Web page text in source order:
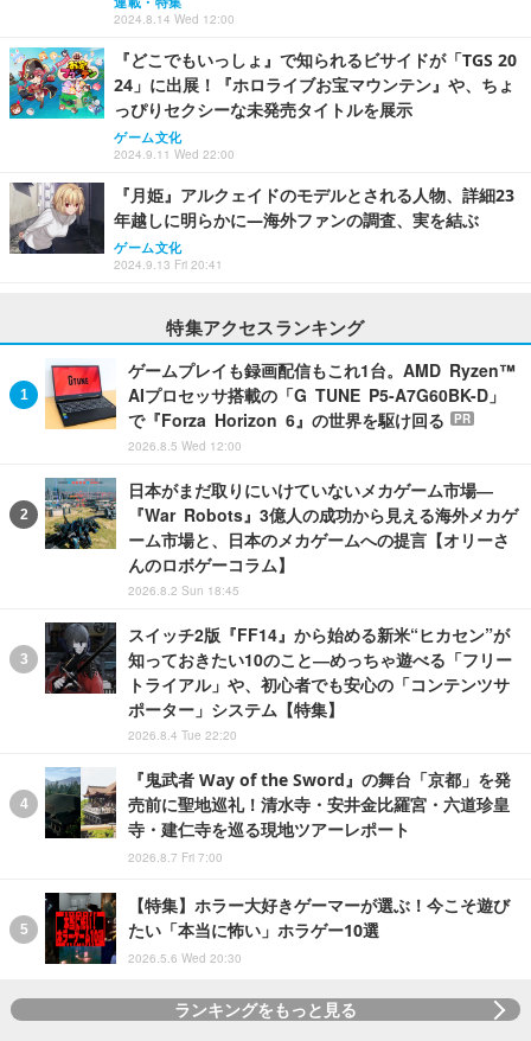
2024.8.14 Wed 12:00
『どこでもいっしょ』で知られるビサイドが「TGS 20
24」に出展！『ホロライブお宝マウンテン』や、ちょ
っぴりセクシーな未発売タイトルを展示
ゲーム文化
2024.9.11 Wed 22:00
『月姫』アルクェイドのモデルとされる人物、詳細23
年越しに明らかに―海外ファンの調査、実を結ぶ
ゲーム文化
2024.9.13 Fri 20:41
特集アクセスランキング
ゲームプレイも録画配信もこれ1台。AMD Ryzen™
AIプロセッサ搭載の「G TUNE P5-A7G60BK-D」
で『Forza Horizon 6』の世界を駆け回る
PR
2026.8.5 Wed 12:00
日本がまだ取りにいけていないメカゲーム市場―
『War Robots』3億人の成功から見える海外メカゲ
ーム市場と、日本のメカゲームへの提言【オリーさ
んのロボゲーコラム】
2026.8.2 Sun 18:45
スイッチ2版『FF14』から始める新米“ヒカセン”が
知っておきたい10のこと―めっちゃ遊べる「フリー
トライアル」や、初心者でも安心の「コンテンツサ
ポーター」システム【特集】
2026.8.4 Tue 22:20
『鬼武者 Way of the Sword』の舞台「京都」を発
売前に聖地巡礼！清水寺・安井金比羅宮・六道珍皇
寺・建仁寺を巡る現地ツアーレポート
2026.8.7 Fri 7:00
【特集】ホラー大好きゲーマーが選ぶ！今こそ遊び
たい「本当に怖い」ホラゲー10選
2026.5.6 Wed 20:30
ランキングをもっと見る